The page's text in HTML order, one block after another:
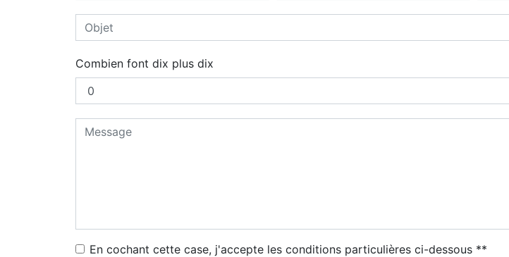
Combien font dix plus dix
En cochant cette case, j'accepte les conditions particulières ci-dessous **